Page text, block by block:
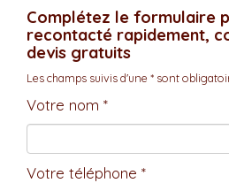
Complétez le formulaire
recontacté rapidement,
devis gratuits
Les champs suivis d'une * sont
Votre nom *
Votre téléphone *